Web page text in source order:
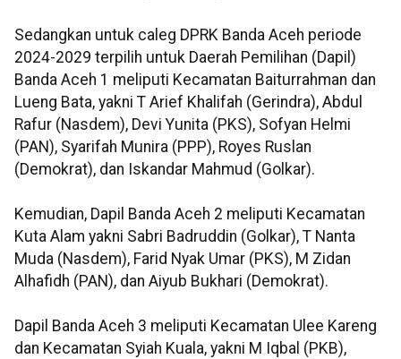
Sedangkan untuk caleg DPRK Banda Aceh periode
2024-2029 terpilih untuk Daerah Pemilihan (Dapil)
Banda Aceh 1 meliputi Kecamatan Baiturrahman dan
Lueng Bata, yakni T Arief Khalifah (Gerindra), Abdul
Rafur (Nasdem), Devi Yunita (PKS), Sofyan Helmi
(PAN), Syarifah Munira (PPP), Royes Ruslan
(Demokrat), dan Iskandar Mahmud (Golkar).
Kemudian, Dapil Banda Aceh 2 meliputi Kecamatan
Kuta Alam yakni Sabri Badruddin (Golkar), T Nanta
Muda (Nasdem), Farid Nyak Umar (PKS), M Zidan
Alhafidh (PAN), dan Aiyub Bukhari (Demokrat).
Dapil Banda Aceh 3 meliputi Kecamatan Ulee Kareng
dan Kecamatan Syiah Kuala, yakni M Iqbal (PKB),